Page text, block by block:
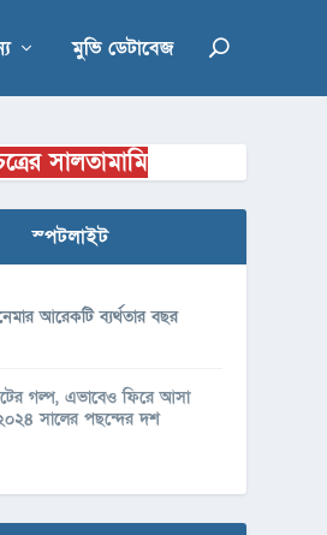
মুভি ডেটাবেজ
সালতামামি
স্পটলাইট
আরেকটি ব্যর্থতার বছর
গল্প, এভাবেও ফিরে আসা
সালের পছন্দের দশ